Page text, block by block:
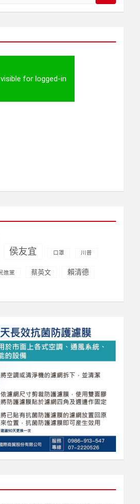
for logged-in
侯友宜 口罩 川普
進黨 蔡英文 賴清德